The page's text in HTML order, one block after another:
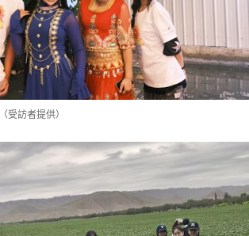
受訪者提供）